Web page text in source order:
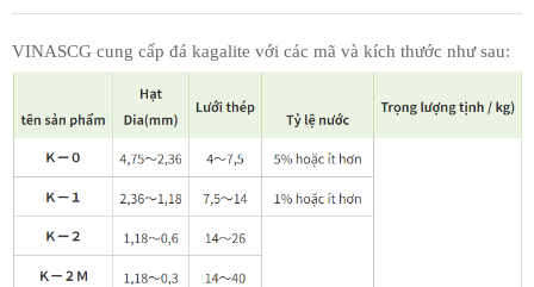
VINASCG cung cấp đá kagalite với các mã và kích thước như sau: